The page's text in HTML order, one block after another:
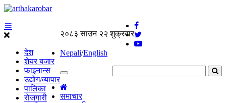
देश
शेयर बजार
फाइनान्स
उद्योग/व्यापार
पालिका
रोजगारी
२०८३ साउन २२ शुक्रवार
Nepali/English
समाचार